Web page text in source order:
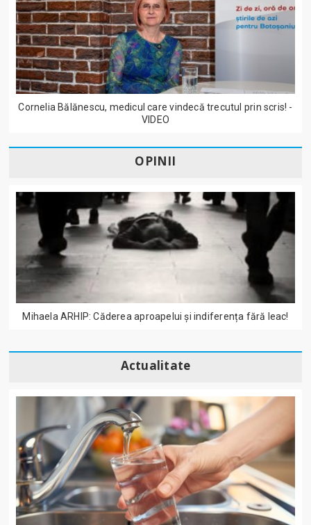
Cornelia Bălănescu, medicul care vindecă trecutul prin scris! -
VIDEO
OPINII
Mihaela ARHIP: Căderea aproapelui și indiferența fără leac!
Actualitate